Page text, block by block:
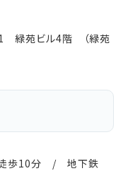
緑苑ビル4階 （緑苑
り徒歩10分 / 地下鉄